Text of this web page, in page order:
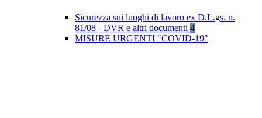
Sicurezza sui luoghi di lavoro ex D.L.gs. n.
81/08 - DVR e altri documenti 4
MISURE URGENTI "COVID-19"